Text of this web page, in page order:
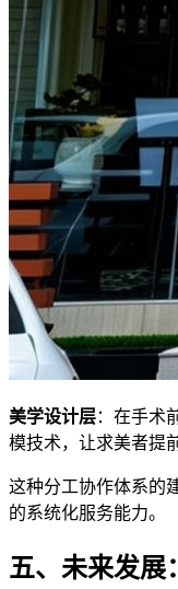
美学设计层：在手术
模技术，让求美者提
这种分工协作体系的
的系统化服务能力。
五、未来发展